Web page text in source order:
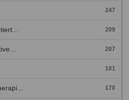
247
209
207
181
170